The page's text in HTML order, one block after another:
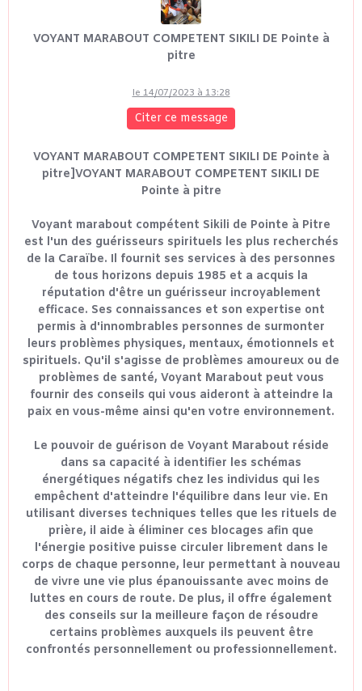
VOYANT MARABOUT COMPETENT SIKILI DE Pointe à
pitre
le 14/07/2023 à 13:28
Citer ce message
VOYANT MARABOUT COMPETENT SIKILI DE Pointe à
pitre]VOYANT MARABOUT COMPETENT SIKILI DE
Pointe à pitre
Voyant marabout compétent Sikili de Pointe à Pitre
est l'un des guérisseurs spirituels les plus recherchés
de la Caraïbe. Il fournit ses services à des personnes
de tous horizons depuis 1985 et a acquis la
réputation d'être un guérisseur incroyablement
efficace. Ses connaissances et son expertise ont
permis à d'innombrables personnes de surmonter
leurs problèmes physiques, mentaux, émotionnels et
spirituels. Qu'il s'agisse de problèmes amoureux ou de
problèmes de santé, Voyant Marabout peut vous
fournir des conseils qui vous aideront à atteindre la
paix en vous-même ainsi qu'en votre environnement.
Le pouvoir de guérison de Voyant Marabout réside
dans sa capacité à identifier les schémas
énergétiques négatifs chez les individus qui les
empêchent d'atteindre l'équilibre dans leur vie. En
utilisant diverses techniques telles que les rituels de
prière, il aide à éliminer ces blocages afin que
l'énergie positive puisse circuler librement dans le
corps de chaque personne, leur permettant à nouveau
de vivre une vie plus épanouissante avec moins de
luttes en cours de route. De plus, il offre également
des conseils sur la meilleure façon de résoudre
certains problèmes auxquels ils peuvent être
confrontés personnellement ou professionnellement.